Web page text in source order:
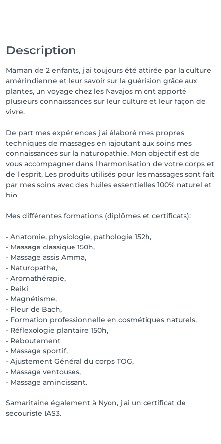
Description
Maman de 2 enfants, j'ai toujours été attirée par la culture
amérindienne et leur savoir sur la guérision grâce aux
plantes, un voyage chez les Navajos m'ont apporté
plusieurs connaissances sur leur culture et leur façon de
vivre.
De part mes expériences j'ai élaboré mes propres
techniques de massages en rajoutant aux soins mes
connaissances sur la naturopathie. Mon objectif est de
vous accompagner dans l'harmonisation de votre corps et
de l'esprit. Les produits utilisés pour les massages sont fait
par mes soins avec des huiles essentielles 100% naturel et
bio.
Mes différentes formations (diplômes et certificats):
- Anatomie, physiologie, pathologie 152h,
- Massage classique 150h,
- Massage assis Amma,
- Naturopathe,
- Aromathérapie,
- Reiki
- Magnétisme,
- Fleur de Bach,
- Formation professionnelle en cosmétiques naturels,
- Réflexologie plantaire 150h,
- Reboutement
- Massage sportif,
- Ajustement Général du corps TOG,
- Massage ventouses,
- Massage amincissant.
Samaritaine également à Nyon, j'ai un certificat de
secouriste IAS3.